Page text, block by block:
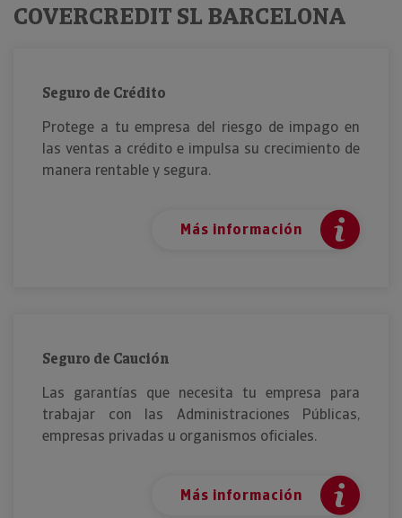
COVERCREDIT SL BARCELONA
Seguro de Crédito
Protege a tu empresa del riesgo de impago en
las ventas a crédito e impulsa su crecimiento de
manera rentable y segura.
Más información
Seguro de Caución
Las garantías que necesita tu empresa para
trabajar con las Administraciones Públicas,
empresas privadas u organismos oficiales.
Más información